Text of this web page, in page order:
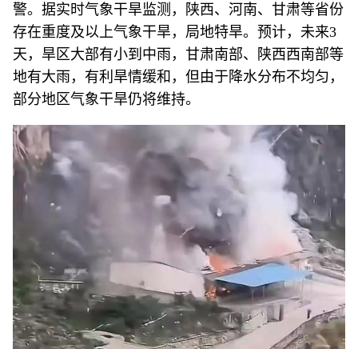
警。据实时气象干旱监测，陕西、河南、甘肃等省份
存在重度及以上气象干旱，局地特旱。预计，未来3
天，旱区大部有小到中雨，甘肃南部、陕西西南部等
地有大雨，有利旱情缓和，但由于降水分布不均匀，
部分地区气象干旱仍将维持。